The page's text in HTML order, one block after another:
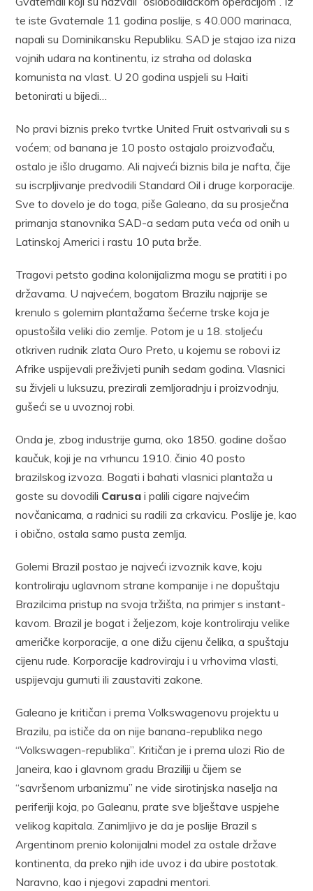
te iste Gvatemale 11 godina poslije, s 40.000 marinaca,
napali su Dominikansku Republiku. SAD je stajao iza niza
vojnih udara na kontinentu, iz straha od dolaska
komunista na vlast. U 20 godina uspjeli su Haiti
betonirati u bijedi…
No pravi biznis preko tvrtke United Fruit ostvarivali su s
voćem; od banana je 10 posto ostajalo proizvođaču,
ostalo je išlo drugamo. Ali najveći biznis bila je nafta, čije
su iscrpljivanje predvodili Standard Oil i druge korporacije.
Sve to dovelo je do toga, piše Galeano, da su prosječna
primanja stanovnika SAD-a sedam puta veća od onih u
Latinskoj Americi i rastu 10 puta brže.
Tragovi petsto godina kolonijalizma mogu se pratiti i po
državama. U najvećem, bogatom Brazilu najprije se
krenulo s golemim plantažama šećerne trske koja je
opustošila veliki dio zemlje. Potom je u 18. stoljeću
otkriven rudnik zlata Ouro Preto, u kojemu se robovi iz
Afrike uspijevali preživjeti punih sedam godina. Vlasnici
su živjeli u luksuzu, prezirali zemljoradnju i proizvodnju,
gušeći se u uvoznoj robi.
Onda je, zbog industrije guma, oko 1850. godine došao
kaučuk, koji je na vrhuncu 1910. činio 40 posto
brazilskog izvoza. Bogati i bahati vlasnici plantaža u
goste su dovodili Carusa i palili cigare najvećim
novčanicama, a radnici su radili za crkavicu. Poslije je, kao
i obično, ostala samo pusta zemlja.
Golemi Brazil postao je najveći izvoznik kave, koju
kontroliraju uglavnom strane kompanije i ne dopuštaju
Brazilcima pristup na svoja tržišta, na primjer s instant-
kavom. Brazil je bogat i željezom, koje kontroliraju velike
američke korporacije, a one dižu cijenu čelika, a spuštaju
cijenu rude. Korporacije kadroviraju i u vrhovima vlasti,
uspijevaju gurnuti ili zaustaviti zakone.
Galeano je kritičan i prema Volkswagenovu projektu u
Brazilu, pa ističe da on nije banana-republika nego
“Volkswagen-republika”. Kritičan je i prema ulozi Rio de
Janeira, kao i glavnom gradu Braziliji u čijem se
“savršenom urbanizmu” ne vide sirotinjska naselja na
periferiji koja, po Galeanu, prate sve blještave uspjehe
velikog kapitala. Zanimljivo je da je poslije Brazil s
Argentinom prenio kolonijalni model za ostale države
kontinenta, da preko njih ide uvoz i da ubire postotak.
Naravno, kao i njegovi zapadni mentori.